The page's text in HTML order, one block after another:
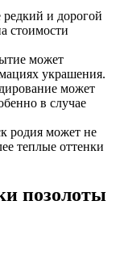
и дорогой
стоимости
может
украшения.
может
в случае
родия может не
теплые оттенки
позолоты